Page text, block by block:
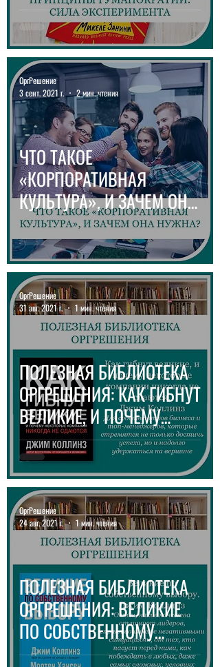
ЧТО ТАКОЕ
«КОРПОРАТИВНАЯ
КУЛЬТУРА», И ЗАЧЕМ ОНА
НУЖНА
ОргРешение
3 сент. 2021 г.
2 мин. чтения
ПОЛЕЗНАЯ БИБЛИОТЕКА
ОРГРЕШЕНИЯ: КАК ГИБНУТ
ВЕЛИКИЕ, И ПОЧЕМУ
НЕКОТОРЫЕ КОМПАНИИ
НИКОГДА НЕ СДАЮТСЯ
ОргРешение
31 авг. 2021 г.
1 мин. чтения
ПОЛЕЗНАЯ БИБЛИОТЕКА
ОРГРЕШЕНИЯ: ВЕЛИКИЕ
ПО СОБСТВЕННОМУ
ВЫБОРУ
ОргРешение
24 авг. 2021 г.
1 мин. чтения